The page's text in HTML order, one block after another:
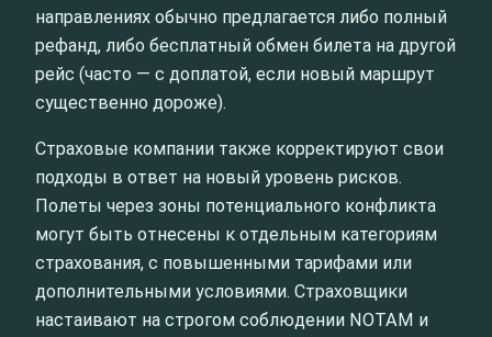
направлениях обычно предлагается либо полный
рефанд, либо бесплатный обмен билета на другой
рейс (часто — с доплатой, если новый маршрут
существенно дороже).
Страховые компании также корректируют свои
подходы в ответ на новый уровень рисков.
Полеты через зоны потенциального конфликта
могут быть отнесены к отдельным категориям
страхования, с повышенными тарифами или
дополнительными условиями. Страховщики
настаивают на строгом соблюдении NOTAM и